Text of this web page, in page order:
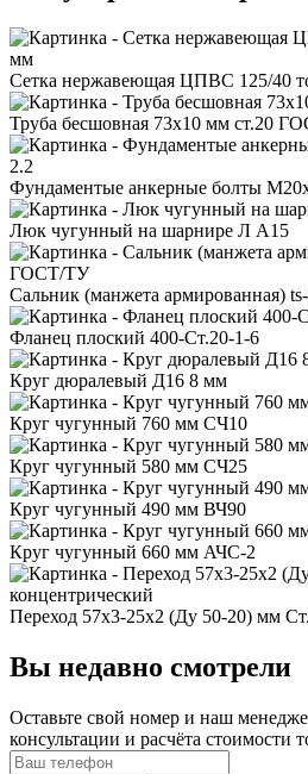
Сетка нержавеющая ЦПВС 125/40
Труба бесшовная 73x10 мм ст.20
Фундаментые анкерные болты
Люк чугунный на шарнире Л А15
Сальник (манжета армированная)
Фланец плоский 400-Ст.20-1-6
Круг дюралевый Д16 8 мм
Круг чугунный 760 мм СЧ10
Круг чугунный 580 мм СЧ25
Круг чугунный 490 мм ВЧ90
Круг чугунный 660 мм АЧС-2
Переход 57x3-25x2 (Ду 50-20) мм
Вы недавно смотрели
Оставьте свой номер и наш
консультации и расчёта стоимости